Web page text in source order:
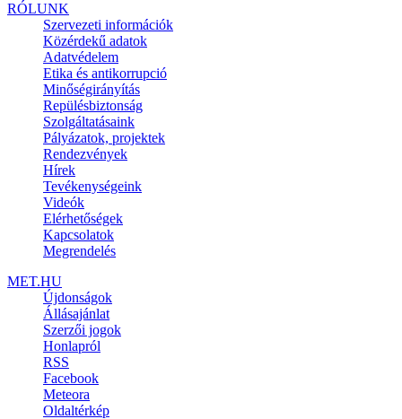
RÓLUNK
Szervezeti információk
Közérdekű adatok
Adatvédelem
Etika és antikorrupció
Minőségirányítás
Repülésbiztonság
Szolgáltatásaink
Pályázatok, projektek
Rendezvények
Hírek
Tevékenységeink
Videók
Elérhetőségek
Kapcsolatok
Megrendelés
MET.HU
Újdonságok
Állásajánlat
Szerzői jogok
Honlapról
RSS
Facebook
Meteora
Oldaltérkép